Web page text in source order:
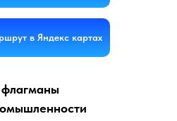
в Яндекс картах